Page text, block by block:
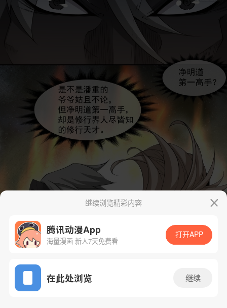
App免费看
继续浏览精彩内容
腾讯动漫App
海量漫画 新人7天免费看
打开APP
在此处浏览 继续